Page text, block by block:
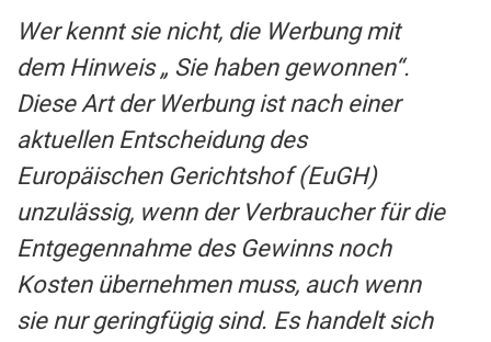
Wer kennt sie nicht, die Werbung mit
dem Hinweis „ Sie haben gewonnen“.
Diese Art der Werbung ist nach einer
aktuellen Entscheidung des
Europäischen Gerichtshof (EuGH)
unzulässig, wenn der Verbraucher für die
Entgegennahme des Gewinns noch
Kosten übernehmen muss, auch wenn
sie nur geringfügig sind. Es handelt sich